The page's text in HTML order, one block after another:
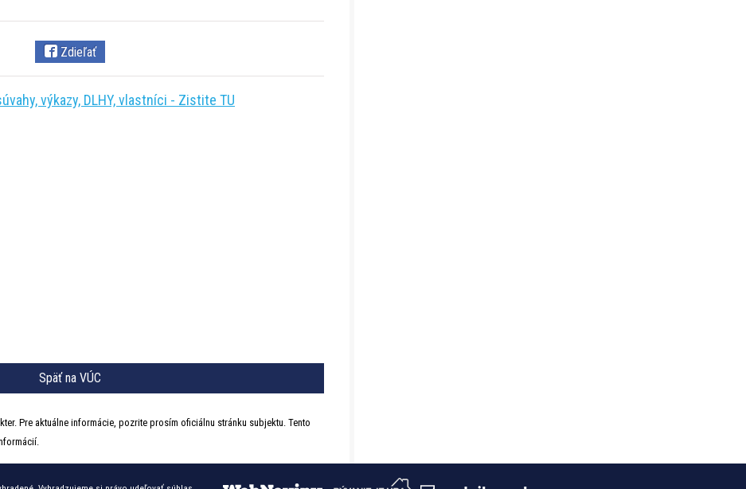
Zdieľať
výkazy, DLHY, vlastníci - Zistite TU
Späť na VÚC
Pre aktuálne informácie, pozrite prosím oficiálnu stránku subjektu. Tento